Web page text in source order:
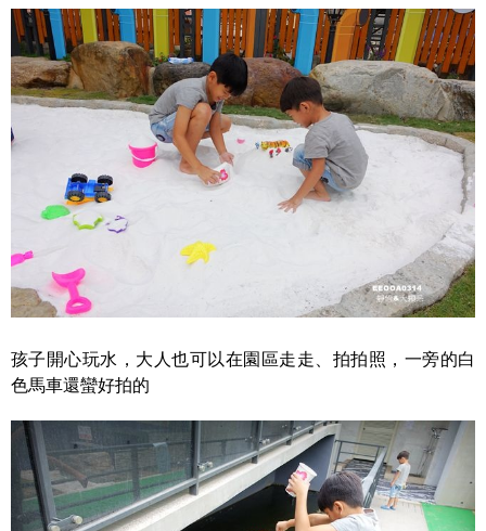
孩子開心玩水，大人也可以在園區走走、拍拍照，一旁的白
色馬車還蠻好拍的